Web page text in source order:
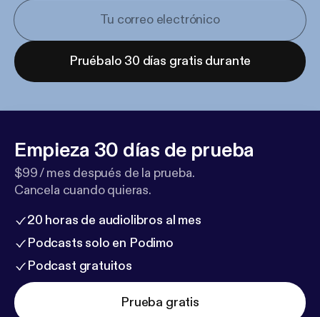
Pruébalo 30 días gratis durante
Empieza 30 días de prueba
$99 / mes después de la prueba.
Cancela cuando quieras.
20 horas de audiolibros al mes
Podcasts solo en Podimo
Podcast gratuitos
Prueba gratis